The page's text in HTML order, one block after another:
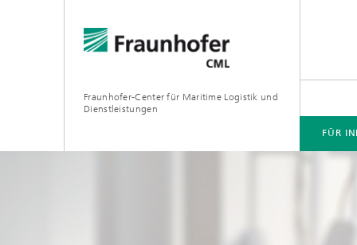
Fraunhofer-Center für Maritime Logistik und
Dienstleistungen
FÜR